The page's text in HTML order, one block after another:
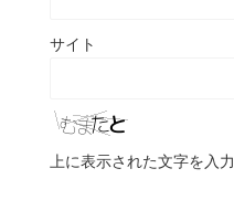
サイト
上に表示された文字を入